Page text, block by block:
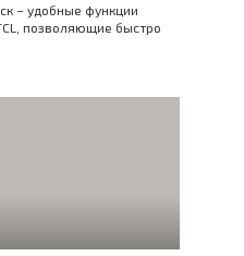
– удобные функции
позволяющие быстро